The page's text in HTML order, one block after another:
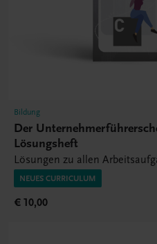
Bildung
Der
Lösungsheft
Lösungen zu allen
NEUES CURRICULUM
€ 10,00